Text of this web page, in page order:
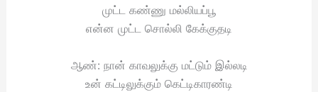
முட்ட கண்ணு மல்லியப்பூ
என்ன முட்ட சொல்லி கேக்குதடி
ஆண்: நான் காவலுக்கு மட்டும் இல்லடி
உன் கட்டிலுக்கும் கெட்டிகாரண்டி